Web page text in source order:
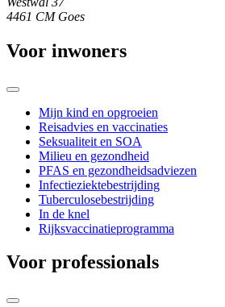
4461 CM Goes
Voor inwoners
Mijn kind en opgroeien
Reisadvies en vaccinaties
Seksualiteit en SOA
Milieu en gezondheid
PFAS en gezondheidsadviezen
Infectieziektebestrijding
Tuberculosebestrijding
In de knel
Rijksvaccinatieprogramma
Voor professionals